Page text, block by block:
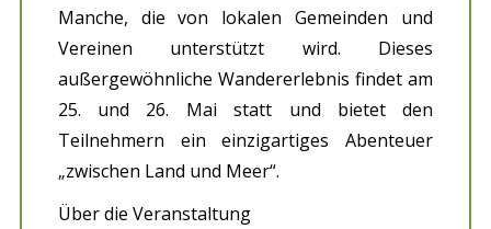
Manche, die von lokalen Gemeinden und
Vereinen unterstützt wird. Dieses
außergewöhnliche Wandererlebnis findet am
25. und 26. Mai statt und bietet den
Teilnehmern ein einzigartiges Abenteuer
„zwischen Land und Meer“.
Über die Veranstaltung